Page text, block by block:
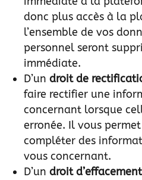
donc plus accès à la
l’ensemble de vos
personnel seront
immédiate.
D’undroit de
faire rectifier une
concernant lorsque
erronée. Il vous
compléter des
vous concernant.
D’undroit d’effacement